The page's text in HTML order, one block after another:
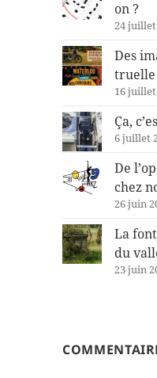
on ?
24 juillet
Des
truelle
16 juillet
Ça,
6 juillet
De
chez
26 juin
La
du
23 juin